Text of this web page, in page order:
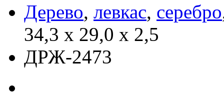
Дерево, левкас, серебро
34,3 х 29,0 х 2,5
ДРЖ-2473